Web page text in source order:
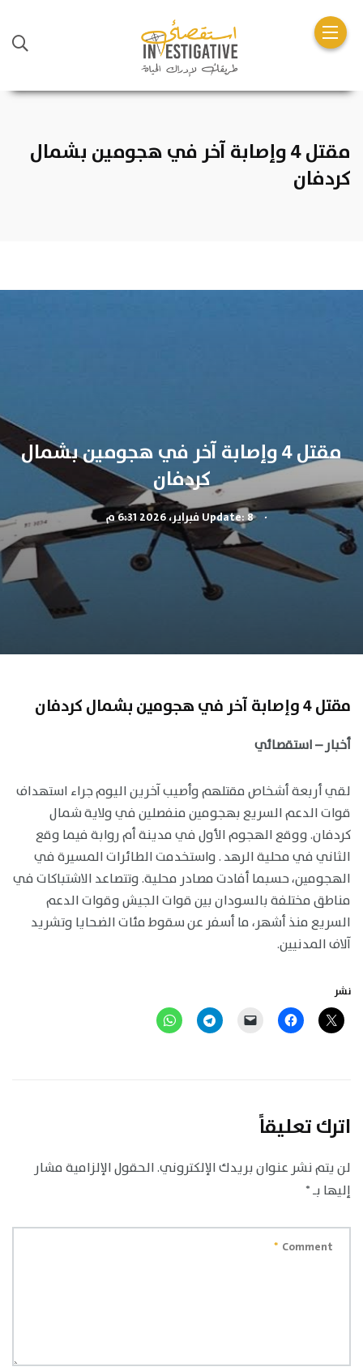
مقتل 4 وإصابة آخر في هجومين بشمال
كردفان
مقتل 4 وإصابة آخر في هجومين بشمال
كردفان
. Update: 8 فبراير، 2026 6:31 م
مقتل 4 وإصابة آخر في هجومين بشمال كردفان
أخبار – استقصائي
لقي أربعة أشخاص مقتلهم وأصيب آخرين اليوم جراء استهداف
قوات الدعم السريع بهجومين منفصلين في ولاية شمال
كردفان. ووقع الهجوم الأول في مدينة أم روابة فيما وقع
الثاني في محلية الرهد . واستخدمت الطائرات المسيرة في
الهجومين، حسبما أفادت مصادر محلية. وتتصاعد الاشتباكات في
مناطق مختلفة بالسودان بين قوات الجيش وقوات الدعم
السريع منذ أشهر، ما أسفر عن سقوط مئات الضحايا وتشريد
آلاف المدنيين.
نشر
اترك تعليقاً
لن يتم نشر عنوان بريدك الإلكتروني.الحقول الإلزامية مشار
إليها بـ*
Comment
*